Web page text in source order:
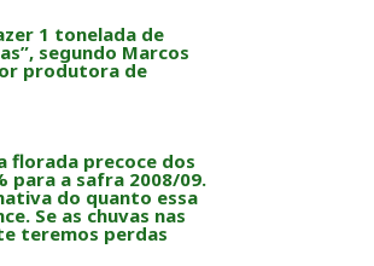
1 tonelada de
segundo Marcos
produtora de
florada precoce dos
para a safra 2008/09.
do quanto essa
Se as chuvas nas
teremos perdas